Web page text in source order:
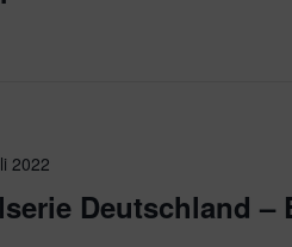
Deutschland
2022